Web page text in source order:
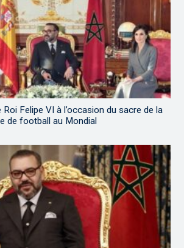
Felipe VI à l’occasion du sacre de la
de football au Mondial